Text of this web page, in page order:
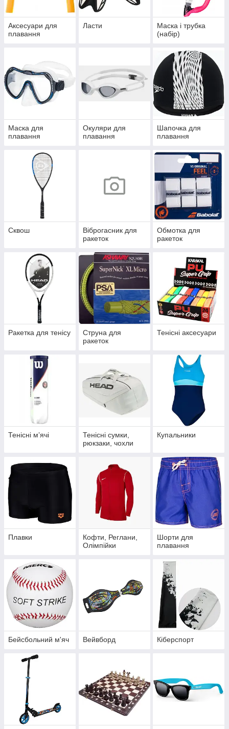
Аксесуари для
плавання
Ласти
Маска і трубка
(набір)
Маска для
плавання
Окуляри для
плавання
Шапочка для
плавання
Сквош
Віброгасник для
ракеток
Обмотка для
ракеток
Ракетка для тенісу
Струна для
ракеток
Тенісні аксесуари
Тенісні мʼячі
Тенісні сумки,
рюкзаки, чохли
Купальники
Плавки
Кофти, Реглани,
Олімпійки
Шорти для
плавання
Бейсбольний м'яч Вейвборд Кіберспорт